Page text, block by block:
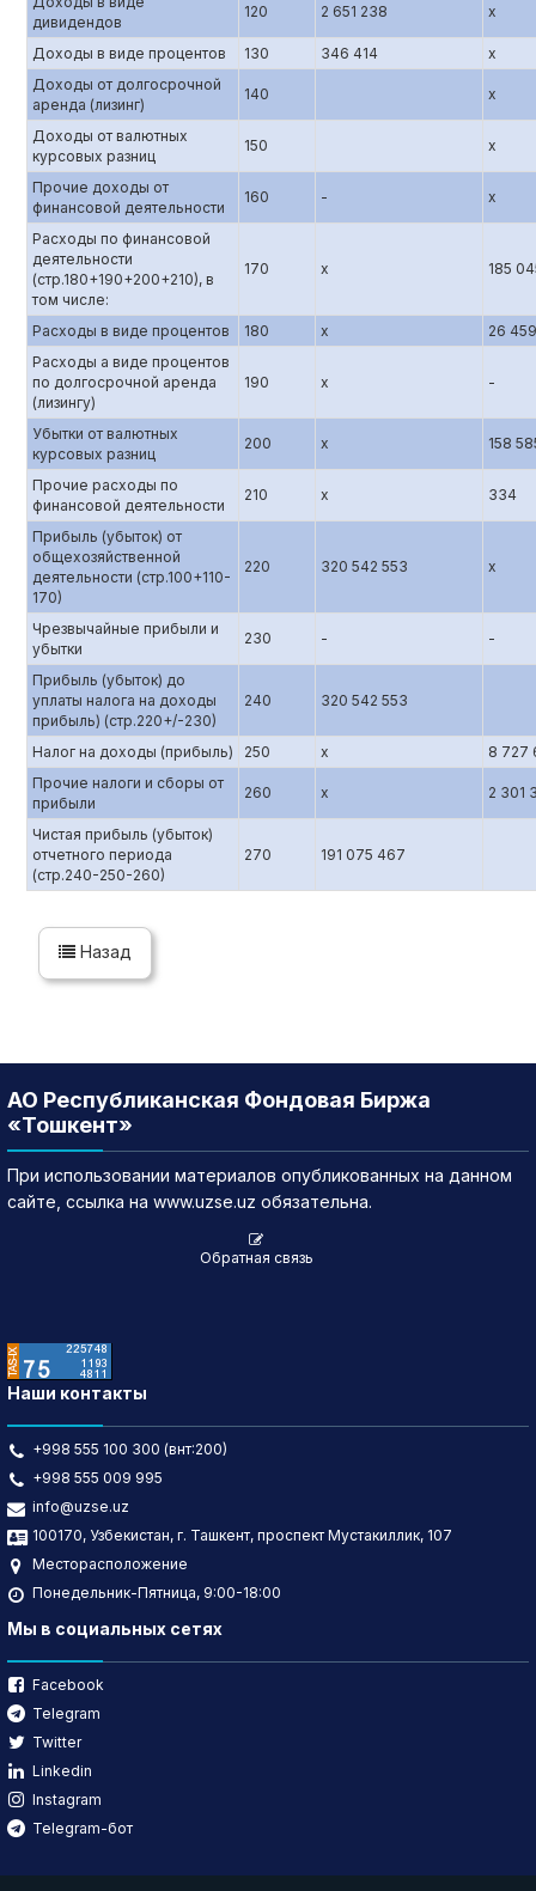
дивидендов
120 2 651 238 х
Доходы в виде процентов 130 346 414
х
Доходы от долгосрочной
аренда (лизинг)
140 х
Доходы от валютных
курсовых разниц
150 х
Прочие доходы от
финансовой деятельности
160 - х
Расходы по финансовой
деятельности
(стр.180+190+200+210), в
том числе:
170 х 185
Расходы в виде процентов 180 х
26
Расходы а виде процентов
по долгосрочной аренда
(лизингу)
190 х -
Убытки от валютных
курсовых разниц
200 х 158
Прочие расходы по
финансовой деятельности
210 х 334
Прибыль (убыток) от
общехозяйственной
деятельности (стр.100+110-
170)
220 320 542 553 х
Чрезвычайные прибыли и
убытки
230 - -
Прибыль (убыток) до
уплаты налога на доходы
прибыль) (стр.220+/-230)
240 320 542 553
Налог на доходы (прибыль) 250 х
8 727
Прочие налоги и сборы от
прибыли
260 х 2 301
Чистая прибыль (убыток)
отчетного периода
(стр.240-250-260)
270 191 075 467
Назад
АО Республиканская Фондовая Биржа
«Тошкент»
При использовании материалов опубликованных на данном
сайте, ссылка на www.uzse.uz обязательна.
Обратная связь
Наши контакты
+998 555 100 300 (внт:200)
+998 555 009 995
info@uzse.uz
100170, Узбекистан, г. Ташкент, проспект Мустакиллик, 107
Месторасположение
Понедельник-Пятница, 9:00-18:00
Мы в социальных сетях
Facebook
Telegram
Twitter
Linkedin
Instagram
Telegram-бот